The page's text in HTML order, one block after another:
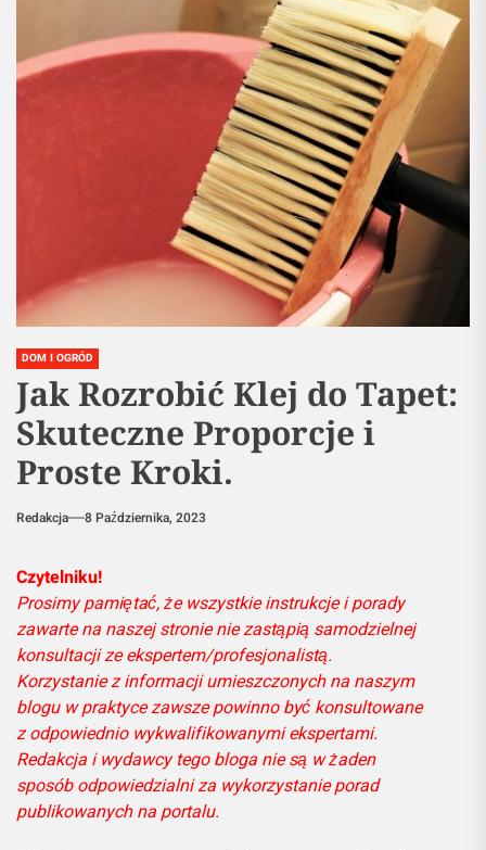
DOM I OGRÓD
Jak Rozrobić Klej do Tapet:
Skuteczne Proporcje i
Proste Kroki.
Redakcja 8 Października, 2023
Czytelniku!
Prosimy pamiętać, że wszystkie instrukcje i porady
zawarte na naszej stronie nie zastąpią samodzielnej
konsultacji ze ekspertem/profesjonalistą.
Korzystanie z informacji umieszczonych na naszym
blogu w praktyce zawsze powinno być konsultowane
z odpowiednio wykwalifikowanymi ekspertami.
Redakcja i wydawcy tego bloga nie są w żaden
sposób odpowiedzialni za wykorzystanie porad
publikowanych na portalu.